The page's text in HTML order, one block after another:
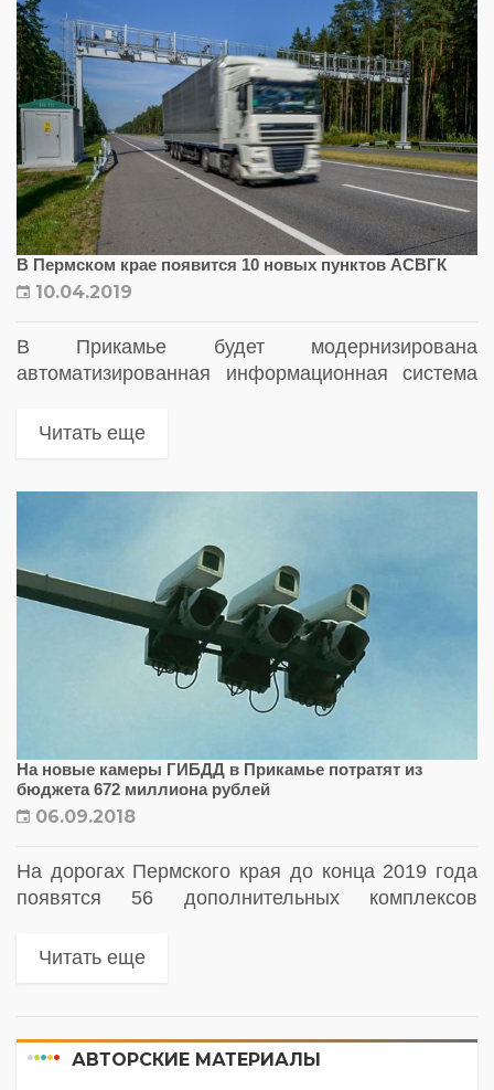
В Пермском крае появится 10 новых пунктов АСВГК
10.04.2019
В Прикамье будет модернизирована
автоматизированная информационная система
Количество автоматизированных комплексов на
Читать еще
На новые камеры ГИБДД в Прикамье потратят из
бюджета 672 миллиона рублей
06.09.2018
На дорогах Пермского края до конца 2019 года
появятся 56 дополнительных комплексов
контроля. Они будут выявлять нарушения
Читать еще
АВТОРСКИЕ МАТЕРИАЛЫ